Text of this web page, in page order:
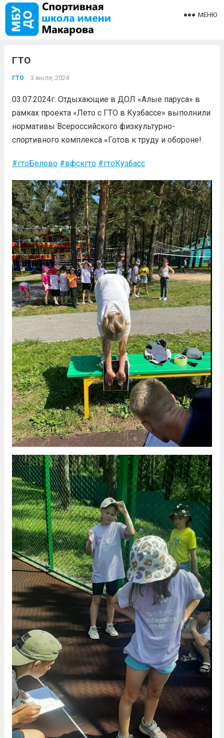
МЕНЮ
ГТО
ГТО 3 июля, 2024
03.07.2024г. Отдыхающие в ДОЛ «Алые паруса» в
рамках проекта «Лето с ГТО в Кузбассе» выполнили
нормативы Всероссийского физкультурно-
спортивного комплекса «Готов к труду и обороне!
#гтоБелово #вфскгто #гтоКузбасс⁣⁣